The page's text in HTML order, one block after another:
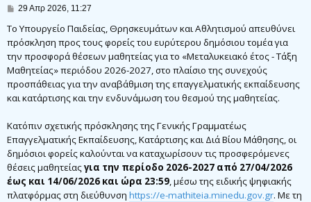
Δ
μ
σ
ί
υ
σ
η
29 Απρ 2026, 11:27
Το Υπουργείο Παιδείας, Θρησκευμάτων και Αθλητισμού απευθύνει
πρόσκληση προς τους φορείς του ευρύτερου δημόσιου τομέα για
την προσφορά θέσεων μαθητείας για το «Μεταλυκειακό έτος - Τάξη
Μαθητείας» περιόδου 2026-2027, στο πλαίσιο της συνεχούς
προσπάθειας για την αναβάθμιση της επαγγελματικής εκπαίδευσης
και κατάρτισης και την ενδυνάμωση του θεσμού της μαθητείας.
Κατόπιν σχετικής πρόσκλησης της Γενικής Γραμματέως
Επαγγελματικής Εκπαίδευσης, Κατάρτισης και Διά Βίου Μάθησης, οι
δημόσιοι φορείς καλούνται να καταχωρίσουν τις προσφερόμενες
θέσεις μαθητείαςγια την περίοδο 2026-2027 από 27/04/2026
έως και 14/06/2026 και ώρα 23:59, μέσω της ειδικής ψηφιακής
πλατφόρμας στη διεύθυνση https://e-mathiteia.minedu.gov.gr. Με τη